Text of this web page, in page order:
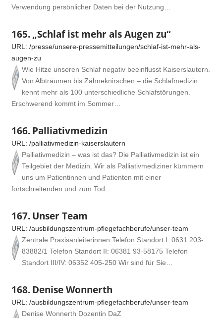
Verwendung persönlicher Daten bei der Nutzung…
165.„Schlaf ist mehr als Augen zu“
URL: /presse/unsere-pressemitteilungen/schlaf-ist-mehr-als-
augen-zu
Wie Hitze unseren Schlaf negativ beeinflusst Kaiserslautern.
Von Albträumen bis Zähneknirschen – die Schlafmedizin
kennt mehr als 100 unterschiedliche Schlafstörungen.
Erschwerend kommt im Sommer…
166.Palliativmedizin
URL: /palliativmedizin-kaiserslautern
Palliativmedizin – was ist das? Die Palliativmedizin ist ein
Teilgebiet der Medizin. Wir als Palliativmediziner kümmern
uns um Patientinnen und Patienten mit einer
fortschreitenden und zum Tod…
167.Unser Team
URL: /ausbildungszentrum-pflegefachberufe/unser-team
Zentrale Praxisanleiterinnen Telefon Standort I: 0631 203-
83882/1 Telefon Standort II: 06381 93-58175 Telefon
Standort III/IV: 06352 405-250 Wir sind für Sie…
168.Denise Wonnerth
URL: /ausbildungszentrum-pflegefachberufe/unser-team
Denise Wonnerth Dozentin DaZ